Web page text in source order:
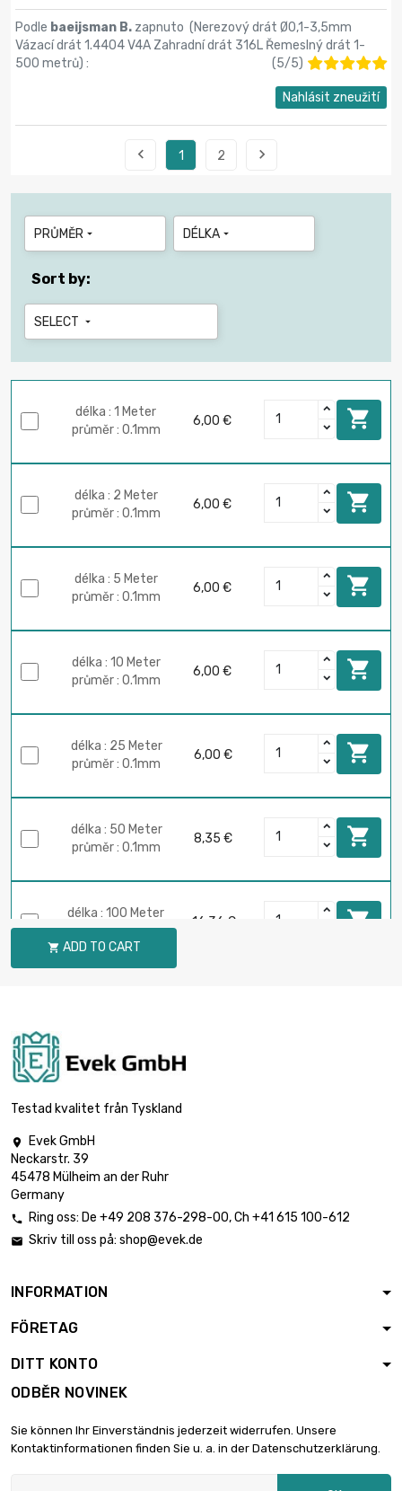
Podle baeijsman B. zapnuto (Nerezový drát Ø0,1-3,5mm
Vázací drát 1.4404 V4A Zahradní drát 316L Řemeslný drát 1-
500 metrů) : (5/5)
Nahlásit zneužití
 1 2 
PRŮMĚR  DÉLKA 
Sort by:
SELECT 
délka : 1 Meter
průměr : 0.1mm
6,00 € 
délka : 2 Meter
průměr : 0.1mm
6,00 € 
délka : 5 Meter
průměr : 0.1mm
6,00 € 
délka : 10 Meter
průměr : 0.1mm
6,00 € 
délka : 25 Meter
průměr : 0.1mm
6,00 € 
délka : 50 Meter
průměr : 0.1mm
8,35 € 
délka : 100 Meter
průměr : 0.1mm
16,36 € 
délka : 1 Meter
průměr : 0.12mm
délka : 2 Meter
délka : 5 Meter
průměr : 0.12mm
6,00 €
 ADD TO CART
Testad kvalitet från Tyskland

Evek GmbH
Neckarstr. 39
45478 Mülheim an der Ruhr
Germany
 Ring oss: De +49 208 376-298-00, Ch +41 615 100-612
 Skriv till oss på: shop@evek.de
INFORMATION
FÖRETAG
DITT KONTO
ODBĚR NOVINEK
Sie können Ihr Einverständnis jederzeit widerrufen. Unsere
Kontaktinformationen finden Sie u. a. in der Datenschutzerklärung.